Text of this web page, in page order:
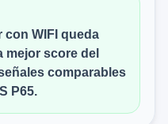
con WIFI queda
score del
comparables
P65.